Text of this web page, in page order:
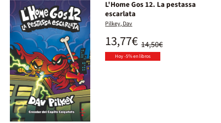
L'Home Gos 12. La pestassa
escarlata
Pilkey, Dav
14,50€
13,77€
Hoy -5% en libros